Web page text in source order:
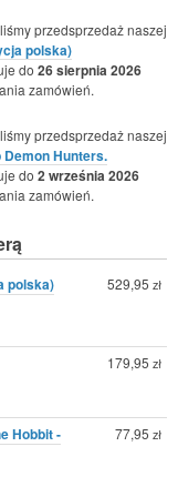
przedsprzedaż naszej
polska)
do 26 sierpnia 2026
zamówień.
przedsprzedaż naszej
Demon Hunters.
do 2 września 2026
zamówień.
polska) 529,95 zł
179,95 zł
Hobbit -
77,95 zł